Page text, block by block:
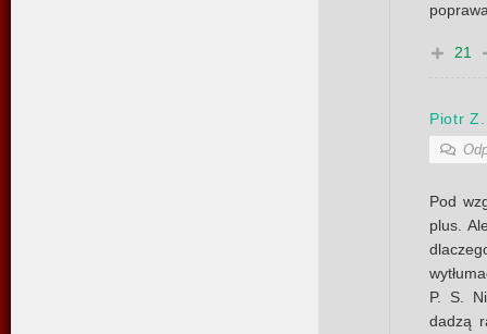
21
Piotr Z.
Pod
plus.
P. S.
dadzą